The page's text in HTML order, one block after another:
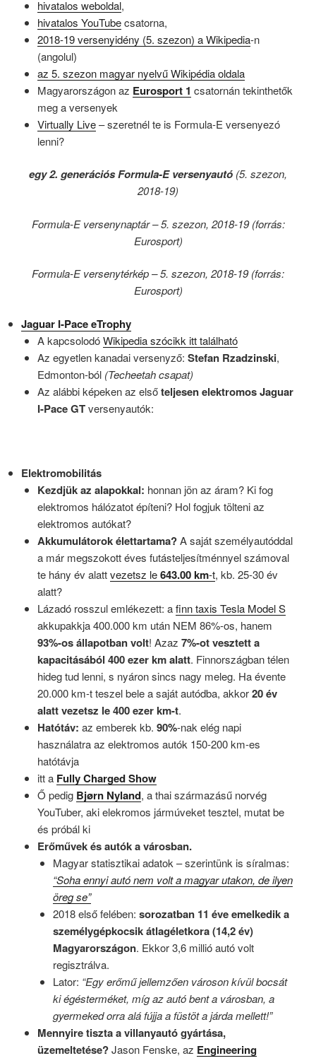
hivatalos weboldal,
hivatalos YouTubecsatorna,
2018-19 versenyidény (5. szezon) a Wikipedia-n
(angolul)
az 5. szezon magyar nyelvű Wikipédia oldala
Magyarországon az Eurosport 1 csatornán tekinthetők
meg a versenyek
Virtually Live– szeretnél te is Formula-E versenyezó
lenni?
egy 2. generációs Formula-E versenyautó (5. szezon,
2018-19)
Formula-E versenynaptár – 5. szezon, 2018-19 (forrás:
Eurosport)
Formula-E versenytérkép – 5. szezon, 2018-19 (forrás:
Eurosport)
Jaguar I-Pace eTrophy
A kapcsolodóWikipedia szócikk itt található
Az egyetlen kanadai versenyző: Stefan Rzadzinski,
Edmonton-ból (Techeetah csapat)
Az alábbi képeken az elsőteljesen elektromos Jaguar
I-Pace GTversenyautók:
Elektromobilitás
Kezdjük az alapokkal: honnan jön az áram? Ki fog
elektromos hálózatot építeni? Hol fogjuk tölteni az
elektromos autókat?
Akkumulátorok élettartama?A saját személyautóddal
a már megszokott éves futásteljesítménnyel számoval
te hány év alattvezetsz le643.00 km-t, kb. 25-30 év
alatt?
Lázadó rosszul emlékezett: afinn taxis Tesla Model S
akkupakkja 400.000 km után NEM 86%-os, hanem
93%-os állapotban volt! Azaz 7%-ot vesztett a
kapacitásából 400 ezer km alatt. Finnországban télen
hideg tud lenni, s nyáron sincs nagy meleg. Ha évente
20.000 km-t teszel bele a saját autódba, akkor20 év
alatt vezetsz le 400 ezer km-t.
Hatótáv: az emberek kb. 90%-nak elég napi
használatra az elektromos autók 150-200 km-es
hatótávja
itt a Fully Charged Show
Ő pedig Bjørn Nyland, a thai származásű norvég
YouTuber, aki elekromos jármúveket tesztel, mutat be
és próbál ki
Erőművek és autók a városban.
Magyar statisztikai adatok – szerintünk is síralmas:
“Soha ennyi autó nem volt a magyar utakon, de ilyen
öreg se”
2018 első felében: sorozatban 11 éve emelkedik a
személygépkocsik átlagéletkora (14,2 év)
Magyarországon. Ekkor 3,6 millió autó volt
regisztrálva.
Lator: “Egy erőmű jellemzően városon kívül bocsát
ki égésterméket, míg az autó bent a városban, a
gyermeked orra alá fújja a füstöt a járda mellett!”
Mennyire tiszta a villanyautó gyártása,
üzemeltetése?Jason Fenske, az Engineering